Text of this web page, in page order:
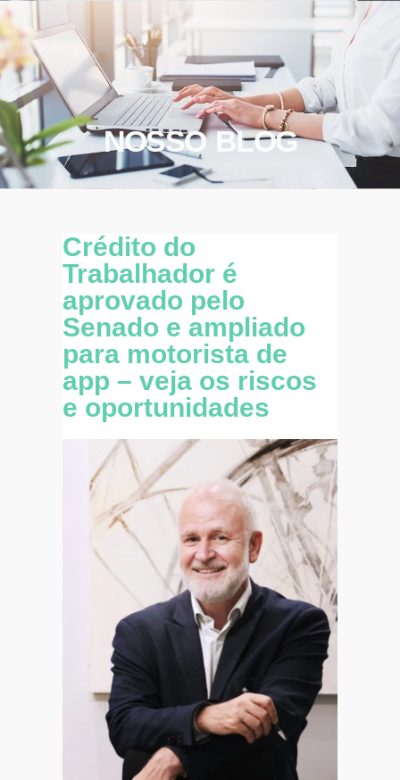
NOSSO BLOG
Crédito do
Trabalhador é
aprovado pelo
Senado e ampliado
para motorista de
app – veja os riscos
e oportunidades